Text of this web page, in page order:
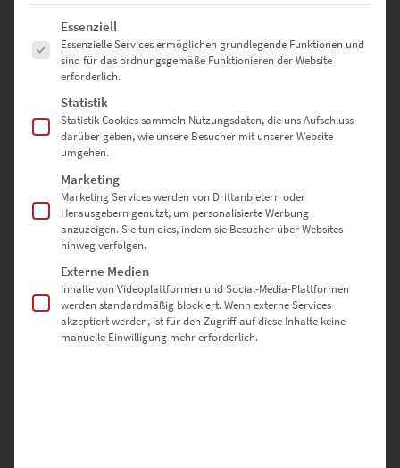
Es gibt noch keine Bewertungen.
SCHREIBE DIE ERSTE BEWERTUNG FÜR „EZ00842 CHEVROLET
CORVETTE C1“
Erforderliche Felder sind mit
DEINE BEWERTUNG*
Es folgt eine Liste der Service-Gruppen, für die eine Einwilligung
Essenziell
Essenzielle Services ermöglichen grundlegende Funktionen und
sind für das ordnungsgemäße Funktionieren der Website
erforderlich.
Statistik
Statistik-Cookies sammeln Nutzungsdaten, die uns Aufschluss
darüber geben, wie unsere Besucher mit unserer Website
umgehen.
Marketing
Marketing Services werden von Drittanbietern oder
Herausgebern genutzt, um personalisierte Werbung
anzuzeigen. Sie tun dies, indem sie Besucher über Websites
hinweg verfolgen.
Externe Medien
Inhalte von Videoplattformen und Social-Media-Plattformen
werden standardmäßig blockiert. Wenn externe Services
akzeptiert werden, ist für den Zugriff auf diese Inhalte keine
manuelle Einwilligung mehr erforderlich.